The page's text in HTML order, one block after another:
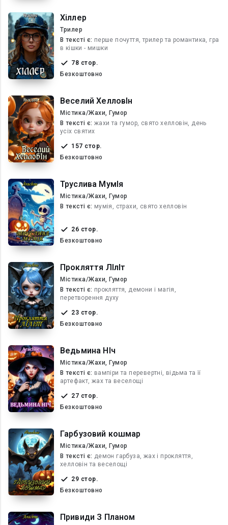
Хіллер
Трилер
В текcті є: перше почуття, трилер та романтика, гра
в кішки - мишки
78 стор.
Безкоштовно
Веселий ХелловІн
Містика/Жахи, Гумор
В текcті є: жахи та гумор, свято хелловін, день
усіх святих
157 стор.
Безкоштовно
Труслива МумІя
Містика/Жахи, Гумор
В текcті є: мумія, страхи, свято хелловін
26 стор.
Безкоштовно
Прокляття ЛІлІт
Містика/Жахи, Гумор
В текcті є: прокляття, демони і магія,
перетворення духу
23 стор.
Безкоштовно
Ведьмина НІч
Містика/Жахи, Гумор
В текcті є: вампіри та перевертні, відьма та її
артефакт, жах та веселощі
27 стор.
Безкоштовно
Гарбузовий кошмар
Містика/Жахи, Гумор
В текcті є: демон гарбуза, жах і прокляття,
хелловін та веселощі
29 стор.
Безкоштовно
Привиди З Планом